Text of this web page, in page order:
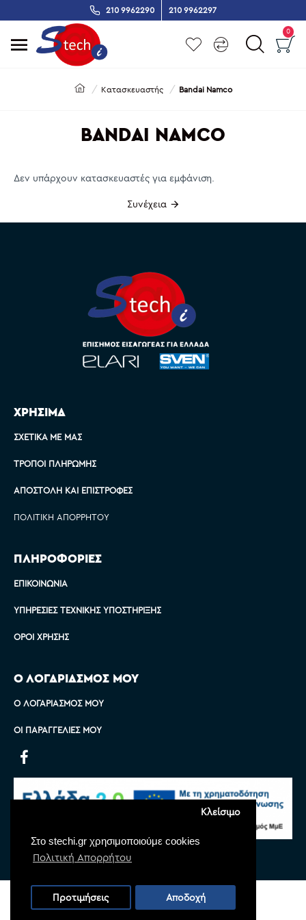
Στο stechi.gr χρησιμοποιούμε cookies
Πολιτική Απορρήτου
Κλείσιμο
Προτιμήσεις Αποδοχή
210 9962290 210 9962297
0
Κατασκευαστής Bandai Namco
BANDAI NAMCO
Δεν υπάρχουν κατασκευαστές για εμφάνιση.
Συνέχεια
ΧΡΗΣΙΜΑ
ΣΧΕΤΙΚΆ ΜΕ ΜΑΣ
ΤΡΌΠΟΙ ΠΛΗΡΩΜΉΣ
ΑΠΟΣΤΟΛΉ ΚΑΙ ΕΠΙΣΤΡΟΦΈΣ
ΠΟΛΙΤΙΚΉ ΑΠΟΡΡΉΤΟΥ
ΠΛΗΡΟΦΟΡΙΕΣ
ΕΠΙΚΟΙΝΩΝΊΑ
ΥΠΗΡΕΣΊΕΣ ΤΕΧΝΙΚΉΣ ΥΠΟΣΤΉΡΙΞΗΣ
ΌΡΟΙ ΧΡΉΣΗΣ
Ο ΛΟΓΑΡΙΑΣΜΟΣ ΜΟΥ
Ο ΛΟΓΑΡΙΑΣΜΌΣ ΜΟΥ
ΟΙ ΠΑΡΑΓΓΕΛΊΕΣ ΜΟΥ
Copyright © 2022 Stechi, All Rights Reserved
Powered by
Monoware Web